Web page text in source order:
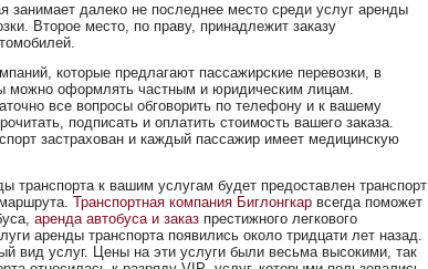
занимает далеко не последнее место среди услуг аренды
Второе место, по праву, принадлежит заказу
которые предлагают пассажирские перевозки, в
можно оформлять частным и юридическим лицам.
все вопросы обговорить по телефону и к вашему
подписать и оплатить стоимость вашего заказа.
застрахован и каждый пассажир имеет медицинскую
к вашим услугам будет предоставлен транспорт
Транспортная компания Биглонгкар всегда поможет
аренда автобуса и заказ престижного легкового
аренды транспорта появились около тридцати лет назад.
вид услуг. Цены на эти услуги были весьма высокими, так